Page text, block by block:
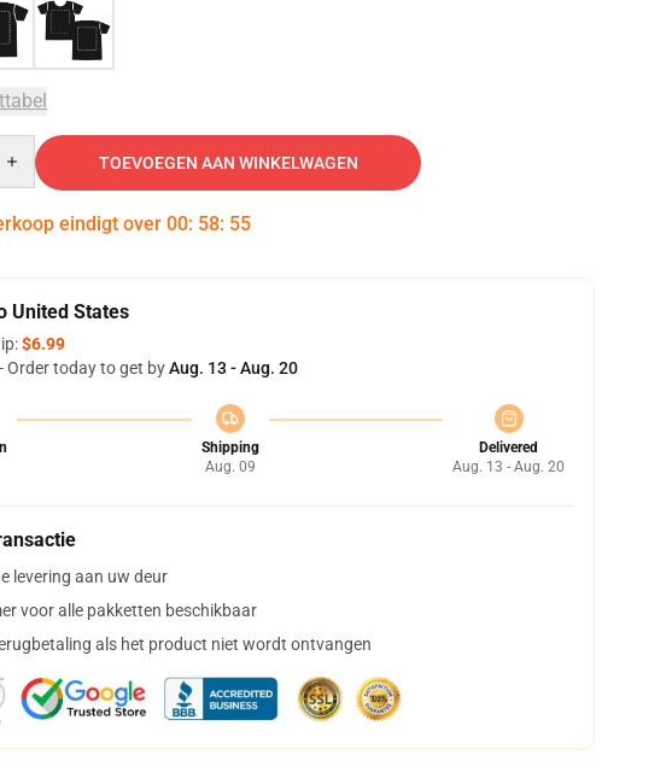
TOEVOEGEN AAN WINKELWAGEN
eindigt over 00: 58: 54
United States
$6.99
Order today to get byAug. 13 - Aug. 20
Shipping
Aug. 09
Delivered
Aug. 13 - Aug. 20
levering aan uw deur
voor alle pakketten beschikbaar
als het product niet wordt ontvangen